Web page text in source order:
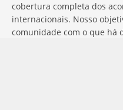
cobertura completa dos
internacionais. Nosso
comunidade com o que há